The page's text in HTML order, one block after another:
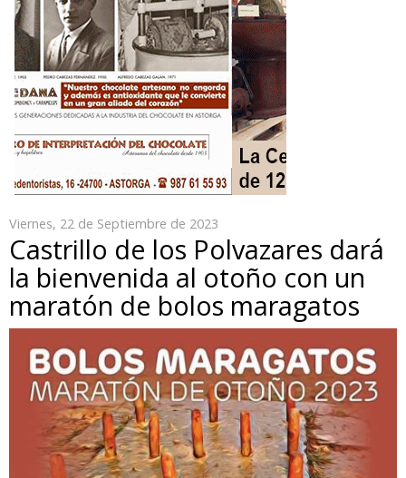
Viernes, 22 de Septiembre de 2023
Castrillo de los Polvazares dará
la bienvenida al otoño con un
maratón de bolos maragatos